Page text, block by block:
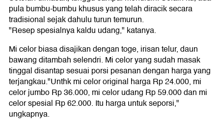
pula bumbu-bumbu khusus yang telah diracik secara
tradisional sejak dahulu turun temurun.
"Resep spesialnya kaldu udang," katanya.
Mi celor biasa disajikan dengan toge, irisan telur, daun
bawang ditambah selendri. Mi celor yang sudah masak
tinggal disantap sesuai porsi pesanan dengan harga yang
terjangkau."Unthk mi celor original harga Rp 24.000, mi
celor jumbo Rp 36.000, mi celor udang Rp 59.000 dan mi
celor spesial Rp 62.000. Itu harga untuk seporsi,"
ungkapnya.